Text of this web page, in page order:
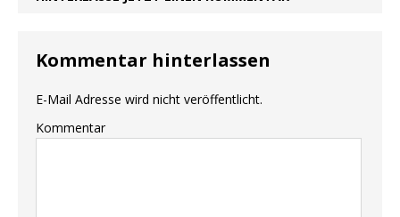
Kommentar hinterlassen
E-Mail Adresse wird nicht veröffentlicht.
Kommentar